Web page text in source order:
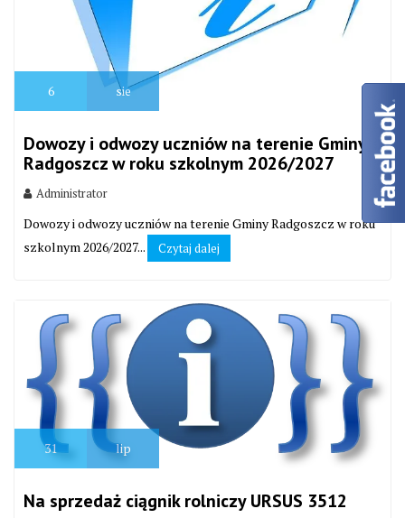
6 sie
Dowozy i odwozy uczniów na terenie Gminy
Radgoszcz w roku szkolnym 2026/2027
Administrator
Dowozy i odwozy uczniów na terenie Gminy Radgoszcz w roku
szkolnym 2026/2027...
Czytaj dalej
31 lip
Na sprzedaż ciągnik rolniczy URSUS 3512